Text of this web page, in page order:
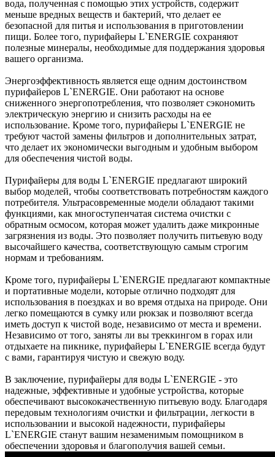
вода, полученная с помощью этих устройств, содержит
меньше вредных веществ и бактерий, что делает ее
безопасной для питья и использования в приготовлении
пищи. Более того, пурифайеры L`ENERGIE сохраняют
полезные минералы, необходимые для поддержания здоровья
вашего организма.
Энергоэффективность является еще одним достоинством
пурифайеров L`ENERGIE. Они работают на основе
сниженного энергопотребления, что позволяет сэкономить
электрическую энергию и снизить расходы на ее
использование. Кроме того, пурифайеры L`ENERGIE не
требуют частой замены фильтров и дополнительных затрат,
что делает их экономически выгодным и удобным выбором
для обеспечения чистой воды.
Пурифайеры для воды L`ENERGIE предлагают широкий
выбор моделей, чтобы соответствовать потребностям каждого
потребителя. Ультрасовременные модели обладают такими
функциями, как многоступенчатая система очистки с
обратным осмосом, которая может удалить даже микронные
загрязнения из воды. Это позволяет получить питьевую воду
высочайшего качества, соответствующую самым строгим
нормам и требованиям.
Кроме того, пурифайеры L`ENERGIE предлагают компактные
и портативные модели, которые отлично подходят для
использования в поездках и во время отдыха на природе. Они
легко помещаются в сумку или рюкзак и позволяют всегда
иметь доступ к чистой воде, независимо от места и времени.
Независимо от того, заняты ли вы треккингом в горах или
отдыхаете на пикнике, пурифайеры L`ENERGIE всегда будут
с вами, гарантируя чистую и свежую воду.
В заключение, пурифайеры для воды L`ENERGIE - это
надежные, эффективные и удобные устройства, которые
обеспечивают высококачественную питьевую воду. Благодаря
передовым технологиям очистки и фильтрации, легкости в
использовании и высокой надежности, пурифайеры
L`ENERGIE станут вашим незаменимым помощником в
обеспечении здоровья и благополучия вашей семьи.